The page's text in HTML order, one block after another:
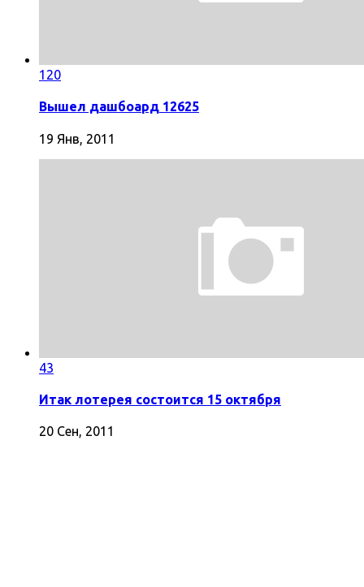
120
Вышел дашбоард 12625
19 Янв, 2011
43
Итак лотерея состоится 15 октября
20 Сен, 2011